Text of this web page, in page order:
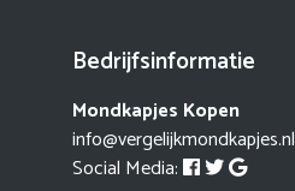
Bedrijfsinformatie
Mondkapjes Kopen
info@vergelijkmondkapjes.nl
Social Media: